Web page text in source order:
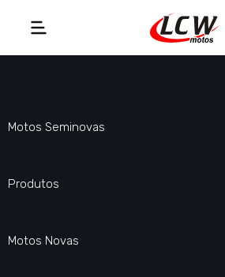
Motos Seminovas
Produtos
Motos Novas